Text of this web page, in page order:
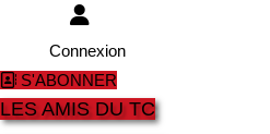
Connexion
S'ABONNER
LES AMIS DU TC